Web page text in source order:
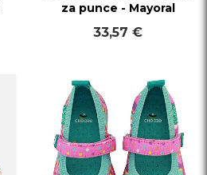
za punce - Mayoral
33,57 €